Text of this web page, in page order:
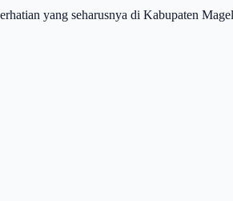
yang seharusnya di Kabupaten